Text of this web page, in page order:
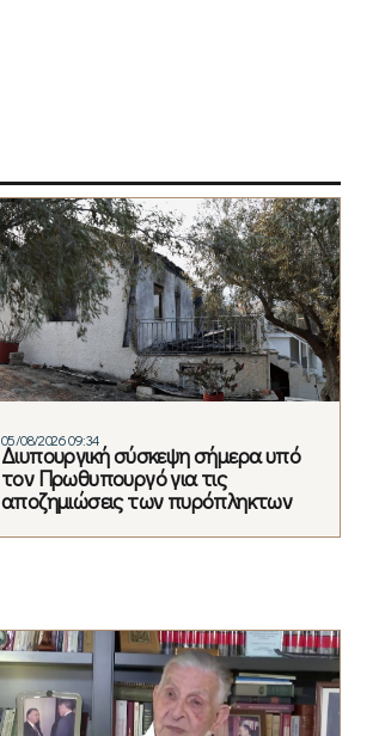
05/08/2026 09:34
Διυπουργική σύσκεψη σήμερα υπό
τον Πρωθυπουργό για τις
αποζημιώσεις των πυρόπληκτων